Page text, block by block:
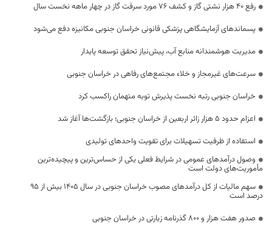
رفع 40 هزار نشتی گاز و کشف 76 مورد سرقت گاز در چهار ماهه نخست سال
پسماندهای آزمایشگاهی پزشکی قانونی خراسان جنوبی مکانیزه دفع می‌شود
مدیریت هوشمندانه منابع آب، پیش‌نیاز تحقق توسعه پایدار
سرعت‌های غیرمجاز و خلاء مجتمع‌های رفاهی در خراسان جنوبی
خراسان جنوبی رتبه نخست پذیرش توبه متهمان راکسب کرد
اعزام حدود 5 هزار زائر اربعین از خراسان جنوبی؛ بازگشت‌ها آغاز شد
استفاده از ظرفیت تسهیلات برای تقویت واحدهای تولیدی
وصول درآمدهای عمومی در شرایط فعلی یکی از حساس‌ترین و پیچیده‌ترین
مأموریت‌های دولت است
سهم مالیات از کل درآمدهای مصوب خراسان جنوبی در سال ۱۴۰۵ بیش از ۹۵
درصد است
صدور هفت هزار و ۸۰۰ گذرنامه زیارتی در خراسان جنوبی